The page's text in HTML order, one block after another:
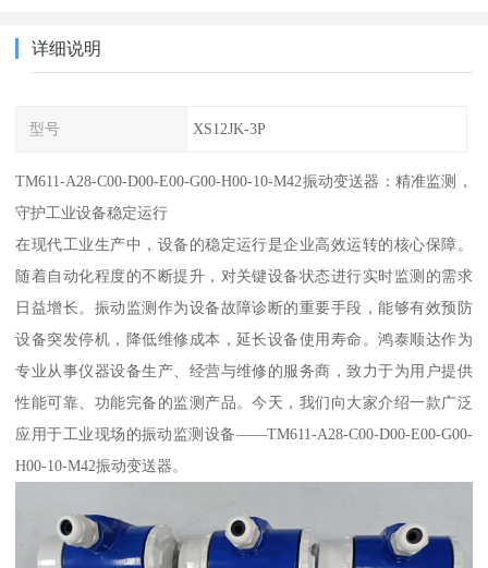
详细说明
型号 XS12JK-3P
TM611-A28-C00-D00-E00-G00-H00-10-M42振动变送器：精准监测，
守护工业设备稳定运行
在现代工业生产中，设备的稳定运行是企业高效运转的核心保障。
随着自动化程度的不断提升，对关键设备状态进行实时监测的需求
日益增长。振动监测作为设备故障诊断的重要手段，能够有效预防
设备突发停机，降低维修成本，延长设备使用寿命。鸿泰顺达作为
专业从事仪器设备生产、经营与维修的服务商，致力于为用户提供
性能可靠、功能完备的监测产品。今天，我们向大家介绍一款广泛
应用于工业现场的振动监测设备——TM611-A28-C00-D00-E00-G00-
H00-10-M42振动变送器。